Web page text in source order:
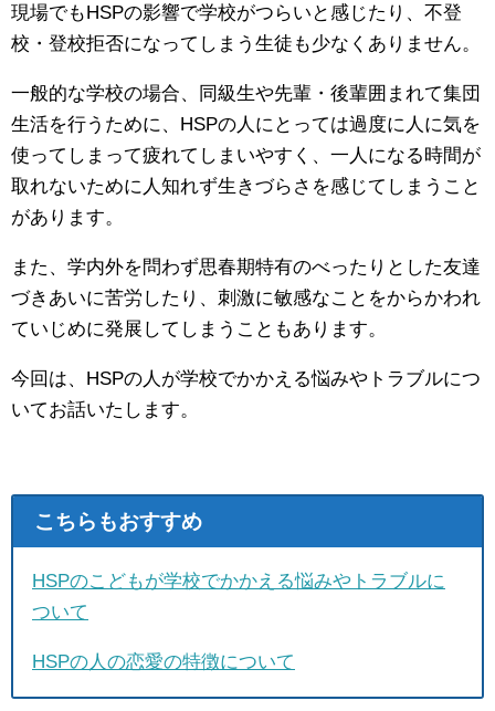
現場でもHSPの影響で学校がつらいと感じたり、不登
校・登校拒否になってしまう生徒も少なくありません。
一般的な学校の場合、同級生や先輩・後輩囲まれて集団
生活を行うために、HSPの人にとっては過度に人に気を
使ってしまって疲れてしまいやすく、一人になる時間が
取れないために人知れず生きづらさを感じてしまうこと
があります。
また、学内外を問わず思春期特有のべったりとした友達
づきあいに苦労したり、刺激に敏感なことをからかわれ
ていじめに発展してしまうこともあります。
今回は、HSPの人が学校でかかえる悩みやトラブルにつ
いてお話いたします。
こちらもおすすめ
HSPのこどもが学校でかかえる悩みやトラブルに
ついて
HSPの人の恋愛の特徴について